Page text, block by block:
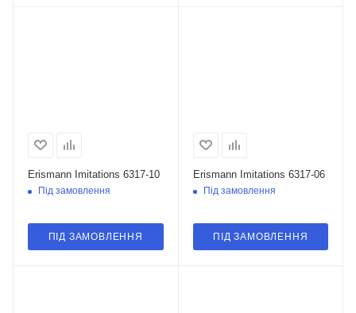
Erismann Imitations 6317-10
Під замовлення
ПІД ЗАМОВЛЕННЯ
Erismann Imitations 6317-06
Під замовлення
ПІД ЗАМОВЛЕННЯ